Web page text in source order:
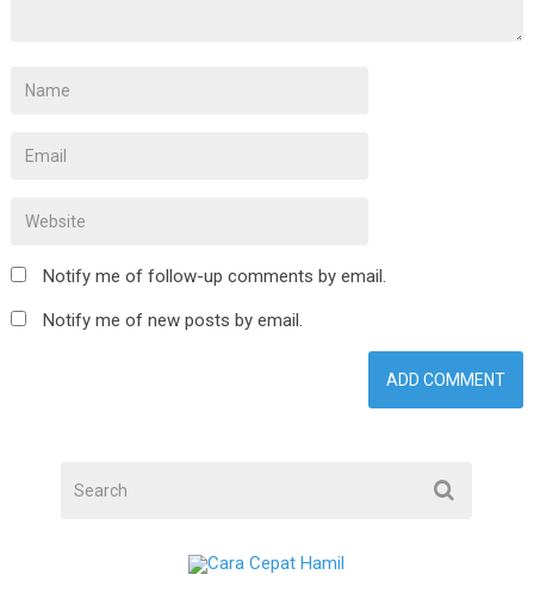
Notify me of follow-up comments by email.
Notify me of new posts by email.